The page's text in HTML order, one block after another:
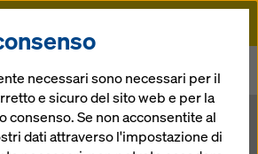
gli oltre 110.800 visitatori
necessari sono necessari per il
e sicuro del sito web e per la
consenso. Se non acconsentite al
dati attraverso l'impostazione di